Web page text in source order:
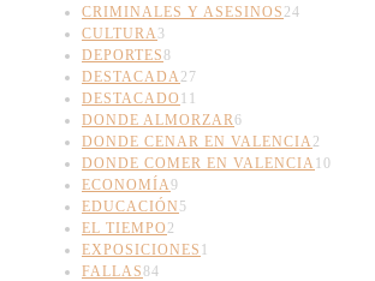
CRIMINALES Y ASESINOS 24
CULTURA3
DEPORTES8
DESTACADA27
DESTACADO 11
DONDE ALMORZAR6
DONDE CENAR EN VALENCIA2
DONDE COMER EN VALENCIA10
ECONOMÍA9
EDUCACIÓN 5
EL TIEMPO 2
EXPOSICIONES 1
FALLAS84